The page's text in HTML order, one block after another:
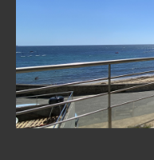
Référence